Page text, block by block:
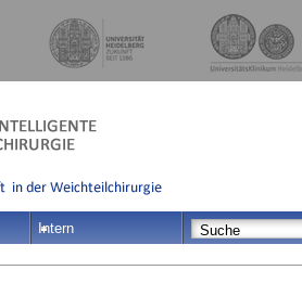
Intern